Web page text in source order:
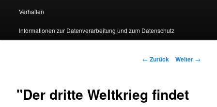
Verhalten
Informationen zur Datenverarbeitung und zum Datenschutz
Beitragsnavigation
← Zurück Weiter →
"Der dritte Weltkrieg findet